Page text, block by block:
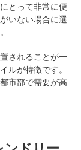
とって非常に便
いない場合に選
されることが一
ルが特徴です。
市部で需要が高